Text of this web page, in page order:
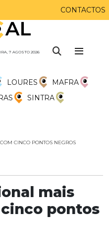
CONTACTOS
7 AGOSTO 2026
LOURES
MAFRA
SINTRA
CINCO PONTOS NEGROS
mais
pontos